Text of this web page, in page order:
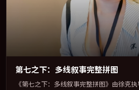
第七之下：多线叙事完整拼图
《第七之下：多线叙事完整拼图》由徐克